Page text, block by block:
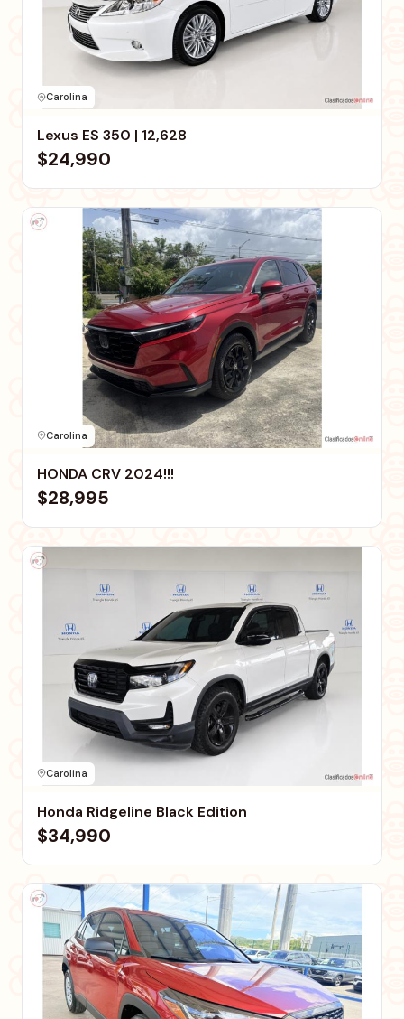
Carolina
Lexus ES 350 | 12,628
$24,990
Carolina
HONDA CRV 2024!!!
$28,995
Carolina
Honda Ridgeline Black Edition
$34,990